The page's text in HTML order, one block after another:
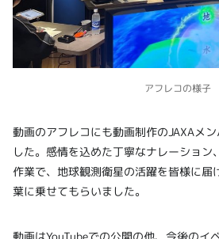
アフレコの様子
動画のアフレコにも動画制作のJAXAメ
した。感情を込めた丁寧なナレーション
作業で、地球観測衛星の活躍を皆様に届
葉に乗せてもらいました。